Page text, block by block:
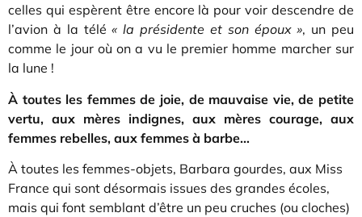
celles qui espèrent être encore là pour voir descendre de
l’avion à la télé« la présidente et son époux », un peu
comme le jour où on a vu le premier homme marcher sur
la lune !
À toutes les femmes de joie, de mauvaise vie, de petite
vertu, aux mères indignes, aux mères courage, aux
femmes rebelles, aux femmes à barbe…
À toutes les femmes-objets, Barbara gourdes, aux Miss
France qui sont désormais issues des grandes écoles,
mais qui font semblant d’être un peu cruches (ou cloches)